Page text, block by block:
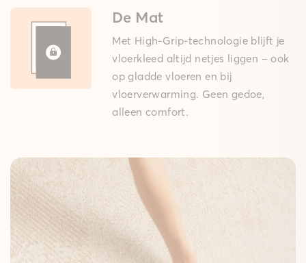
De Mat
Met High-Grip-technologie blijft je
vloerkleed altijd netjes liggen – ook
op gladde vloeren en bij
vloerverwarming. Geen gedoe,
alleen comfort.